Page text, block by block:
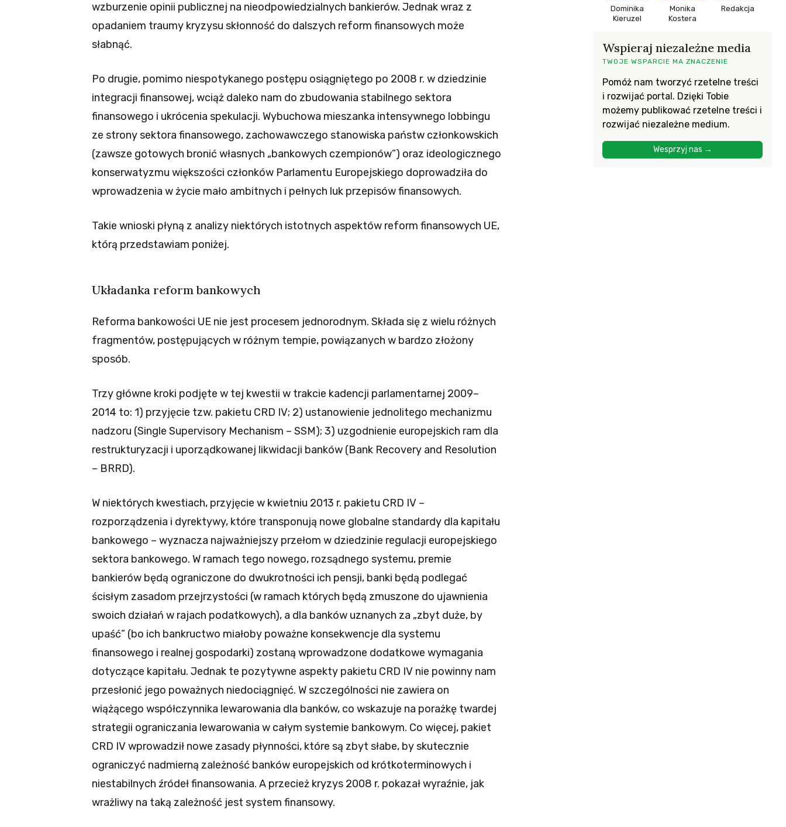
wzburzenie opinii publicznej na nieodpowiedzialnych bankierów. Jednak wraz z
opadaniem traumy kryzysu skłonność do dalszych reform finansowych może
słabnąć.
Po drugie, pomimo niespotykanego postępu osiągniętego po 2008 r. w dziedzinie
integracji finansowej, wciąż daleko nam do zbudowania stabilnego sektora
finansowego i ukrócenia spekulacji. Wybuchowa mieszanka intensywnego lobbingu
ze strony sektora finansowego, zachowawczego stanowiska państw członkowskich
(zawsze gotowych bronić własnych „bankowych czempionów”) oraz ideologicznego
konserwatyzmu większości członków Parlamentu Europejskiego doprowadziła do
wprowadzenia w życie mało ambitnych i pełnych luk przepisów finansowych.
Takie wnioski płyną z analizy niektórych istotnych aspektów reform finansowych UE,
którą przedstawiam poniżej.
Układanka reform bankowych
Reforma bankowości UE nie jest procesem jednorodnym. Składa się z wielu różnych
fragmentów, postępujących w różnym tempie, powiązanych w bardzo złożony
sposób.
Trzy główne kroki podjęte w tej kwestii w trakcie kadencji parlamentarnej 2009–
2014 to: 1) przyjęcie tzw. pakietu CRD IV; 2) ustanowienie jednolitego mechanizmu
nadzoru (Single Supervisory Mechanism – SSM); 3) uzgodnienie europejskich ram dla
restrukturyzacji i uporządkowanej likwidacji banków (Bank Recovery and Resolution
– BRRD).
W niektórych kwestiach, przyjęcie w kwietniu 2013 r. pakietu CRD IV –
rozporządzenia i dyrektywy, które transponują nowe globalne standardy dla kapitału
bankowego – wyznacza najważniejszy przełom w dziedzinie regulacji europejskiego
sektora bankowego. W ramach tego nowego, rozsądnego systemu, premie
bankierów będą ograniczone do dwukrotności ich pensji, banki będą podlegać
ścisłym zasadom przejrzystości (w ramach których będą zmuszone do ujawnienia
swoich działań w rajach podatkowych), a dla banków uznanych za „zbyt duże, by
upaść” (bo ich bankructwo miałoby poważne konsekwencje dla systemu
finansowego i realnej gospodarki) zostaną wprowadzone dodatkowe wymagania
dotyczące kapitału. Jednak te pozytywne aspekty pakietu CRD IV nie powinny nam
przesłonić jego poważnych niedociągnięć. W szczególności nie zawiera on
wiążącego współczynnika lewarowania dla banków, co wskazuje na porażkę twardej
strategii ograniczania lewarowania w całym systemie bankowym. Co więcej, pakiet
CRD IV wprowadził nowe zasady płynności, które są zbyt słabe, by skutecznie
ograniczyć nadmierną zależność banków europejskich od krótkoterminowych i
niestabilnych źródeł finansowania. A przecież kryzys 2008 r. pokazał wyraźnie, jak
wrażliwy na taką zależność jest system finansowy.
Dominika
Kieruzel
Monika
Kostera
Redakcja
Wspieraj niezależne media
TWOJE WSPARCIE MA ZNACZENIE
Pomóż nam tworzyć rzetelne treści
i rozwijać portal. Dzięki Tobie
możemy publikować rzetelne treści i
rozwijać niezależne medium.
Wesprzyj nas →